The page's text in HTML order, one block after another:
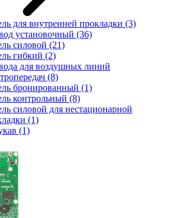
для внутренней прокладки (3)
установочный (36)
силовой (21)
гибкий (2)
для воздушных линий
(8)
бронированный (1)
контрольный (8)
силовой для нестационарной
(1)
(1)